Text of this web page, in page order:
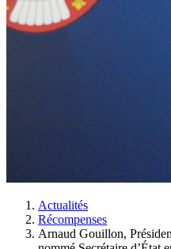
Actualités
Récompenses
Arnaud Gouillon,